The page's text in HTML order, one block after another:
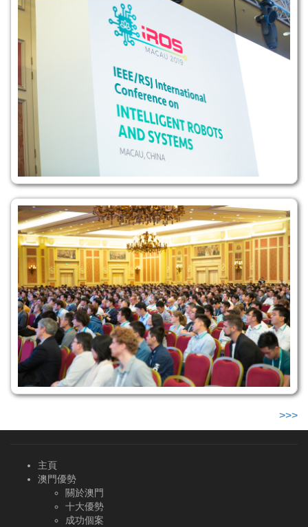
>>>
主頁
澳門優勢
關於澳門
十大優勢
成功個案